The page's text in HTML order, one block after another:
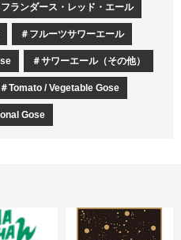
フランダース・レッド・エール
フルーツサワーエール
サワーエール（その他）
Tomato / Vegetable Gose
Gose